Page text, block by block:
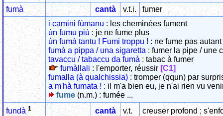
fumà
cantà v.t.i.
fumer
i camini fùmanu : les cheminées fument
ùn fumu più : je ne fume plus
ùn fumà tantu ! Fumi troppu ! : ne fume pas
fumà a pippa / una sigaretta : fumer la pipe / une
tavaccu / tabaccu da fumà : tabac à fumer
fumàllali : l'emporter, réussir [C1]
fumalla (à qualchissia) : tromper (qqun) par
a m'hà fumata ! : il m'a bien eu, je n'ai rien vu
fume (n.m.) : fumée ...
fundà 1 cantà v.t.
creuser profond ;